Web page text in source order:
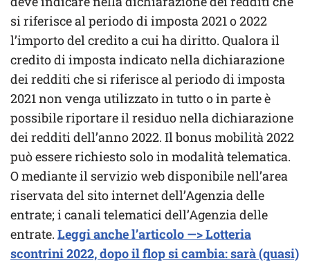
si riferisce al periodo di imposta 2021 o 2022
l’importo del credito a cui ha diritto. Qualora il
credito di imposta indicato nella dichiarazione
dei redditi che si riferisce al periodo di imposta
2021 non venga utilizzato in tutto o in parte è
possibile riportare il residuo nella dichiarazione
dei redditi dell’anno 2022. Il bonus mobilità 2022
può essere richiesto solo in modalità telematica.
O mediante il servizio web disponibile nell’area
riservata del sito internet dell’Agenzia delle
entrate; i canali telematici dell’Agenzia delle
entrate. Leggi anche l’articolo —> Lotteria
scontrini 2022, dopo il flop si cambia: sarà (quasi)